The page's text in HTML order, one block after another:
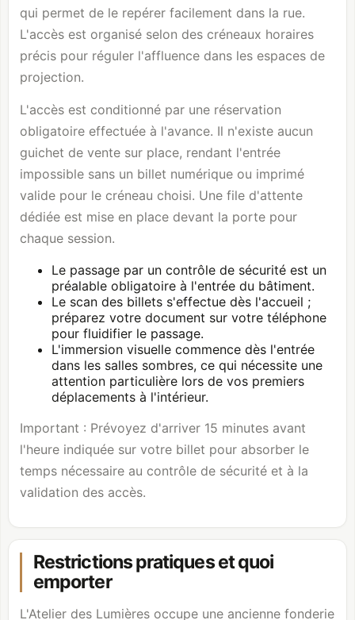
qui permet de le repérer facilement dans la rue.
L'accès est organisé selon des créneaux horaires
précis pour réguler l'affluence dans les espaces de
projection.
L'accès est conditionné par une réservation
obligatoire effectuée à l'avance. Il n'existe aucun
guichet de vente sur place, rendant l'entrée
impossible sans un billet numérique ou imprimé
valide pour le créneau choisi. Une file d'attente
dédiée est mise en place devant la porte pour
chaque session.
Le passage par un contrôle de sécurité est un
préalable obligatoire à l'entrée du bâtiment.
Le scan des billets s'effectue dès l'accueil ;
préparez votre document sur votre téléphone
pour fluidifier le passage.
L'immersion visuelle commence dès l'entrée
dans les salles sombres, ce qui nécessite une
attention particulière lors de vos premiers
déplacements à l'intérieur.
Important : Prévoyez d'arriver 15 minutes avant
l'heure indiquée sur votre billet pour absorber le
temps nécessaire au contrôle de sécurité et à la
validation des accès.
Restrictions pratiques et quoi
emporter
L'Atelier des Lumières occupe une ancienne fonderie